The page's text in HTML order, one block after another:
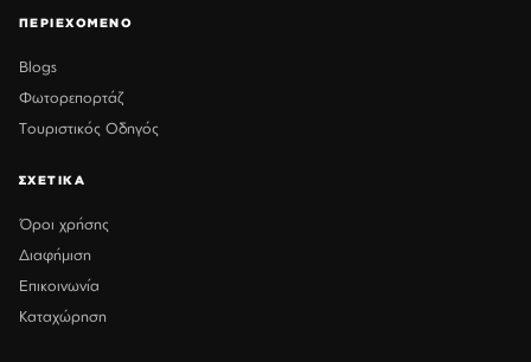
ΠΕΡΙΕΧΟΜΕΝΟ
Blogs
Φωτορεπορτάζ
Τουριστικός Οδηγός
ΣΧΕΤΙΚΑ
Όροι χρήσης
Διαφήμιση
Επικοινωνία
Καταχώρηση